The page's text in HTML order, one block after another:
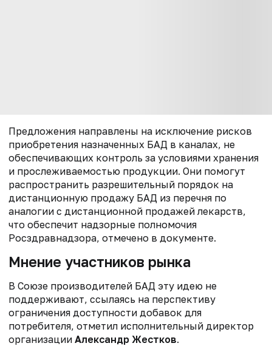
Предложения направлены на исключение рисков
приобретения назначенных БАД в каналах, не
обеспечивающих контроль за условиями хранения
и прослеживаемостью продукции. Они помогут
распространить разрешительный порядок на
дистанционную продажу БАД из перечня по
аналогии с дистанционной продажей лекарств,
что обеспечит надзорные полномочия
Росздравнадзора, отмечено в документе.
Мнение участников рынка
В Союзе производителей БАД эту идею не
поддерживают, ссылаясь на перспективу
ограничения доступности добавок для
потребителя, отметил исполнительный директор
организации Александр Жестков.